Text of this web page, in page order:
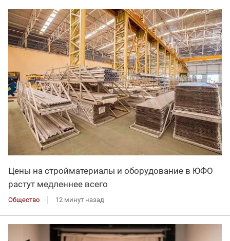
Цены на стройматериалы и оборудование в ЮФО
растут медленнее всего
Общество 12 минут назад